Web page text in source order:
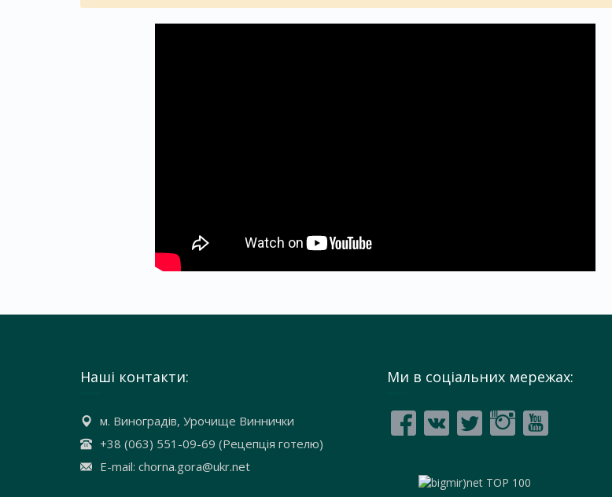
Наші контакти:
м. Виноградів, Урочище Виннички
+38 (063) 551-09-69 (Рецепція готелю)
E-mail: chorna.gora@ukr.net
Ми в соціальних мережах: